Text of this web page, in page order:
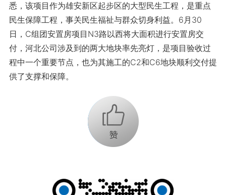
悉，该项目作为雄安新区起步区的大型民生工程，是重点
民生保障工程，事关民生福祉与群众切身利益。6月30
日，C组团安置房项目N3路以西将大面积进行安置房交
付，河北公司涉及到的两大地块率先亮灯，是项目验收过
程中一个重要节点，也为其施工的C2和C6地块顺利交付提
供了支撑和保障。
+1